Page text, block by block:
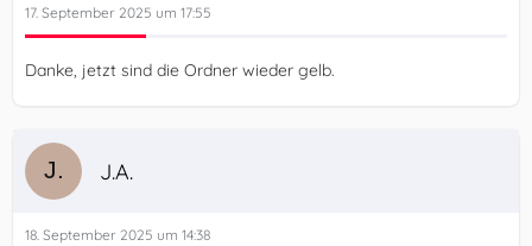
17. September 2025 um 17:55
Danke, jetzt sind die Ordner wieder gelb.
J.A.
18. September 2025 um 14:38